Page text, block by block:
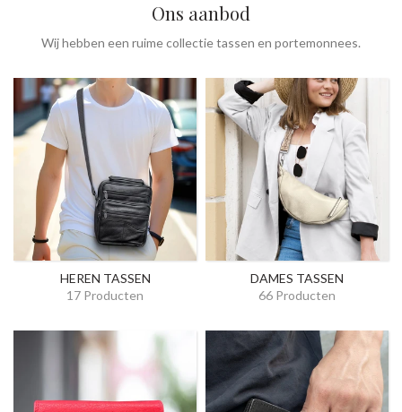
Ons aanbod
Wij hebben een ruime collectie tassen en portemonnees.
HEREN TASSEN
17 Producten
DAMES TASSEN
66 Producten